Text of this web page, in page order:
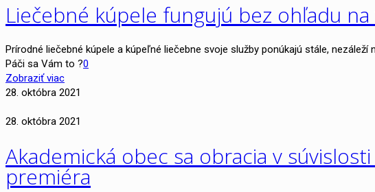
Liečebné kúpele fungujú bez ohľadu
Prírodné liečebné kúpele a kúpeľné liečebne svoje služby ponúkajú stále,
Páči sa Vám to ?0
Zobraziť viac
28. októbra 2021
28. októbra 2021
Akademická obec sa obracia v
premiéra